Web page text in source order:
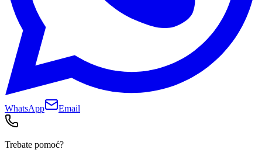
WhatsApp Email
Trebate pomoć?